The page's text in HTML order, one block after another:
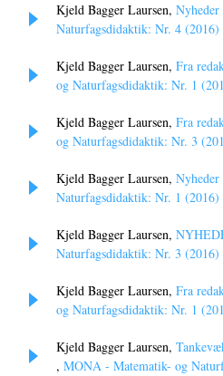
Kjeld Bagger Laursen, Nyheder
Naturfagsdidaktik: Nr. 4 (2016)
Kjeld Bagger Laursen, Fra
og Naturfagsdidaktik: Nr. 1
Kjeld Bagger Laursen, Fra
og Naturfagsdidaktik: Nr. 3
Kjeld Bagger Laursen, Nyheder
Naturfagsdidaktik: Nr. 1 (2016)
Kjeld Bagger Laursen,
Naturfagsdidaktik: Nr. 3 (2016)
Kjeld Bagger Laursen, Fra
og Naturfagsdidaktik: Nr. 1
Kjeld Bagger Laursen,
, MONA - Matematik- og